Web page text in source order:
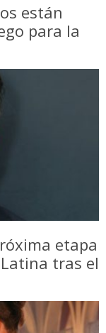
están
para la
etapa
tras el